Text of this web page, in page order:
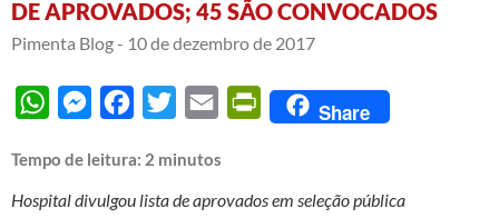
DE APROVADOS; 45 SÃO CONVOCADOS
Pimenta Blog - 10 de dezembro de 2017
WhatsAppMessengerFacebook
Twitter Email PrintFriendly
Share
Tempo de leitura: 2 minutos
Hospital divulgou lista de aprovados em seleção pública